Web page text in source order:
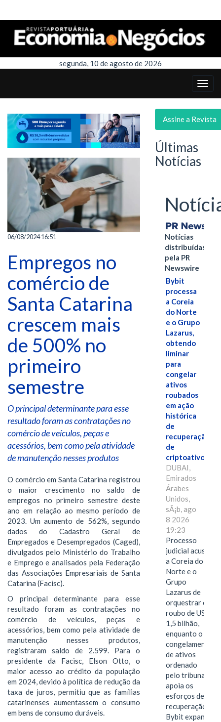
segunda, 10 de agosto de 2026
06/08/2024 16:51
Empregos no
comércio de
Santa Catarina
crescem mais
de 500% no
primeiro
semestre
O principal determinante para esse
resultado foram as contratações no
comércio de veículos, peças e
acessórios, bem como pela atividade
de manutenção nesses produtos
O comércio em Santa Catarina registrou
o maior crescimento no saldo de
empregos no primeiro semestre deste
ano em relação ao mesmo período de
2023. Um aumento de 562%, segundo
dados do Cadastro Geral de
Empregados e Desempregados (Caged),
divulgados pelo Ministério do Trabalho
e Emprego e analisados pela Federação
das Associações Empresariais de Santa
Catarina (Facisc).
O principal determinante para esse
resultado foram as contratações no
comércio de veículos, peças e
acessórios, bem como pela atividade de
manutenção nesses produtos,
registraram saldo de 2.599. Para o
presidente da Facisc, Elson Otto, o
maior acesso ao crédito da população
em 2024, devido à política de redução da
taxa de juros, permitiu que as famílias
catarinenses aumentassem o consumo
em bens de consumo duráveis.
Assine a Revista
Últimas
Notícias
Notícias
distribuídas
pela PR
Newswire
Bybit
processa
a Coreia
do Norte
e o Grupo
Lazarus,
obtendo
liminar
para
congelar
ativos
roubados
em ação
histórica
de
recuperação
de
criptoativos
DUBAI,
Emirados
Árabes
Unidos,
sÃ¡b, ago
8 2026
19:23
Processo
judicial acusa
a Coreia do
Norte e o
Grupo
Lazarus de
orquestrar o
roubo de US$
1,5 bilhão,
enquanto o
congelamento
de ativos
ordenado
pelo tribunal
apoia os
esforços de
recuperação e
Bybit expande